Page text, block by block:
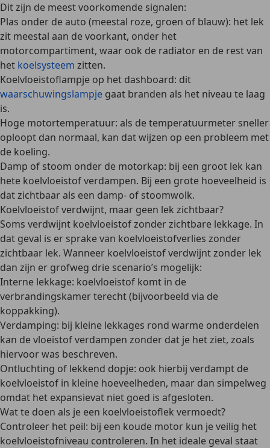
Dit zijn de meest voorkomende signalen:
Plas onder de auto (meestal roze, groen of blauw): het lek
zit meestal aan de voorkant, onder het
motorcompartiment, waar ook de radiator en de rest van
het koelsysteem zitten.
Koelvloeistoflampje op het dashboard: dit
waarschuwingslampje gaat branden als het niveau te laag
is.
Hoge motortemperatuur: als de temperatuurmeter sneller
oploopt dan normaal, kan dat wijzen op een probleem met
de koeling.
Damp of stoom onder de motorkap: bij een groot lek kan
hete koelvloeistof verdampen. Bij een grote hoeveelheid is
dat zichtbaar als een damp- of stoomwolk.
Koelvloeistof verdwijnt, maar geen lek zichtbaar?
Soms verdwijnt koelvloeistof zonder zichtbare lekkage. In
dat geval is er sprake van koelvloeistofverlies zonder
zichtbaar lek. Wanneer koelvloeistof verdwijnt zonder lek
dan zijn er grofweg drie scenario’s mogelijk:
Interne lekkage: koelvloeistof komt in de
verbrandingskamer terecht (bijvoorbeeld via de
koppakking).
Verdamping: bij kleine lekkages rond warme onderdelen
kan de vloeistof verdampen zonder dat je het ziet, zoals
hiervoor was beschreven.
Ontluchting of lekkend dopje: ook hierbij verdampt de
koelvloeistof in kleine hoeveelheden, maar dan simpelweg
omdat het expansievat niet goed is afgesloten.
Wat te doen als je een koelvloeistoflek vermoedt?
Controleer het peil: bij een koude motor kun je veilig het
koelvloeistofniveau controleren. In het ideale geval staat